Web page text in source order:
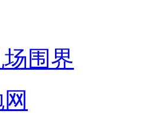
围界